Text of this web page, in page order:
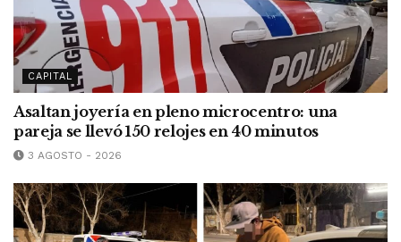
CAPITAL
Asaltan joyería en pleno microcentro: una
pareja se llevó 150 relojes en 40 minutos
3 AGOSTO - 2026